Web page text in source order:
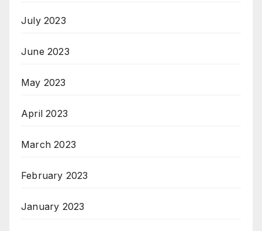
July 2023
June 2023
May 2023
April 2023
March 2023
February 2023
January 2023